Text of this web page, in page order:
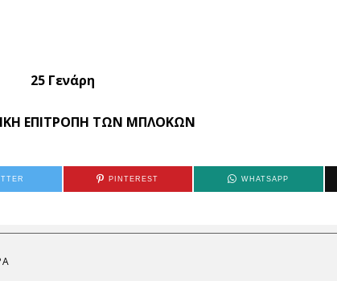
25 Γενάρη
ΕΠΙΤΡΟΠΗ ΤΩΝ ΜΠΛΟΚΩΝ
PINTEREST WHATSAPP